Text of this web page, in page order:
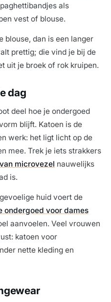
als
vest of blouse.
blouse, dan is een langer
prettig; die vind je bij de
uit je broek of rok kruipen.
dag
deel hoe je ondergoed
blijft. Katoen is de
werk: het ligt licht op de
mee. Trek je iets strakkers
microvezel nauwelijks
is.
huid voert de
ondergoed voor dames
aanvoelen. Veel vrouwen
katoen voor
nette kleding en